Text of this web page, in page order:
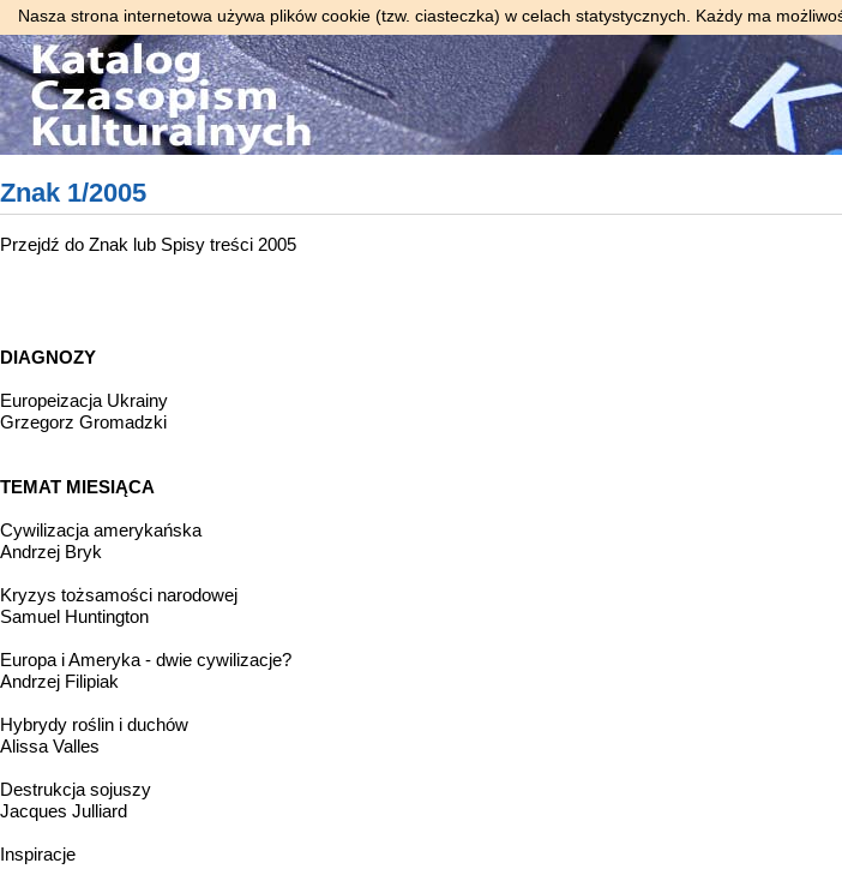
Nasza strona internetowa używa plików cookie (tzw. ciasteczka) w celach statystycznych. Każdy ma
Znak 1/2005
Przejdź do Znak lub Spisy treści 2005
DIAGNOZY
Europeizacja Ukrainy
Grzegorz Gromadzki
TEMAT MIESIĄCA
Cywilizacja amerykańska
Andrzej Bryk
Kryzys tożsamości narodowej
Samuel Huntington
Europa i Ameryka - dwie cywilizacje?
Andrzej Filipiak
Hybrydy roślin i duchów
Alissa Valles
Destrukcja sojuszy
Jacques Julliard
Inspiracje